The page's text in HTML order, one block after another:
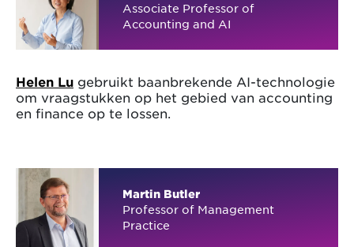
Associate Professor of
Accounting and AI
Helen Lu gebruikt baanbrekende AI-technologie
om vraagstukken op het gebied van accounting
en finance op te lossen.
Martin Butler
Professor of Management
Practice